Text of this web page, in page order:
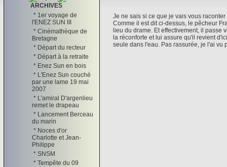
ARCHIVES
* 1er voyage de
l'ENEZ SUN III
* Cinémathèque de
Bretagne
* Départ du recteur
* Départ à la retraite
* Enez Sun en bois
* L'Enez Sun couché
par une lame 19 mai
2007
* L'amiral D'argenlieu
remet le drapeau
* Lancement Berceau
du marin
* Noces d'or
Charlotte et Jean-
Philippe
* SNSM
* Tempête du 09
Je ne sais si ce que je vais vous
Comme il est dit ci-dessus, le pêcheur
lieu du drame. Et effectivement, il passe
la réconforte et lui assure qu'il revient
seule dans l'eau. Pas rassurée, je l'ai vu